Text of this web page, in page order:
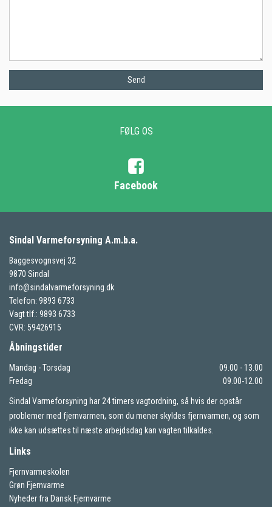
Send
FØLG OS
Facebook
Sindal Varmeforsyning A.m.b.a.
Baggesvognsvej 32
9870 Sindal
info@sindalvarmeforsyning.dk
Telefon: 9893 6733
Vagt tlf.: 9893 6733
CVR: 59426915
Åbningstider
Mandag - Torsdag
09.00 - 13.00
Fredag
09.00-12.00
Sindal Varmeforsyning har 24 timers vagtordning, så hvis der opstår
problemer med fjernvarmen, som du mener skyldes fjernvarmen, og som
ikke kan udsættes til næste arbejdsdag kan vagten tilkaldes.
Links
Fjernvarmeskolen
Grøn Fjernvarme
Nyheder fra Dansk Fjernvarme